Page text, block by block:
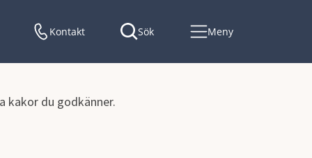
kakor du godkänner.
Kontakt Sök Meny